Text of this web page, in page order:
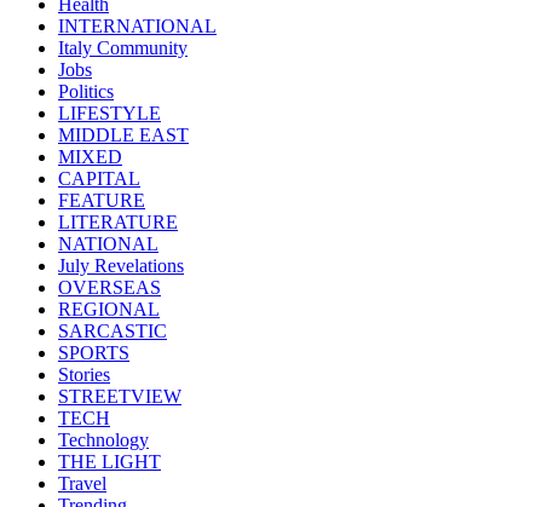
INTERNATIONAL
Italy Community
Jobs
Politics
LIFESTYLE
MIDDLE EAST
MIXED
CAPITAL
FEATURE
LITERATURE
NATIONAL
July Revelations
OVERSEAS
REGIONAL
SARCASTIC
SPORTS
Stories
STREETVIEW
TECH
Technology
THE LIGHT
Travel